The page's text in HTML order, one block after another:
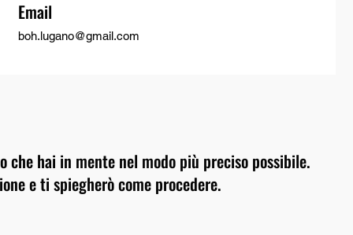
Email
boh.lugano@gmail.com
che hai in mente nel modo più preciso possibile.
e ti spiegherò come procedere.